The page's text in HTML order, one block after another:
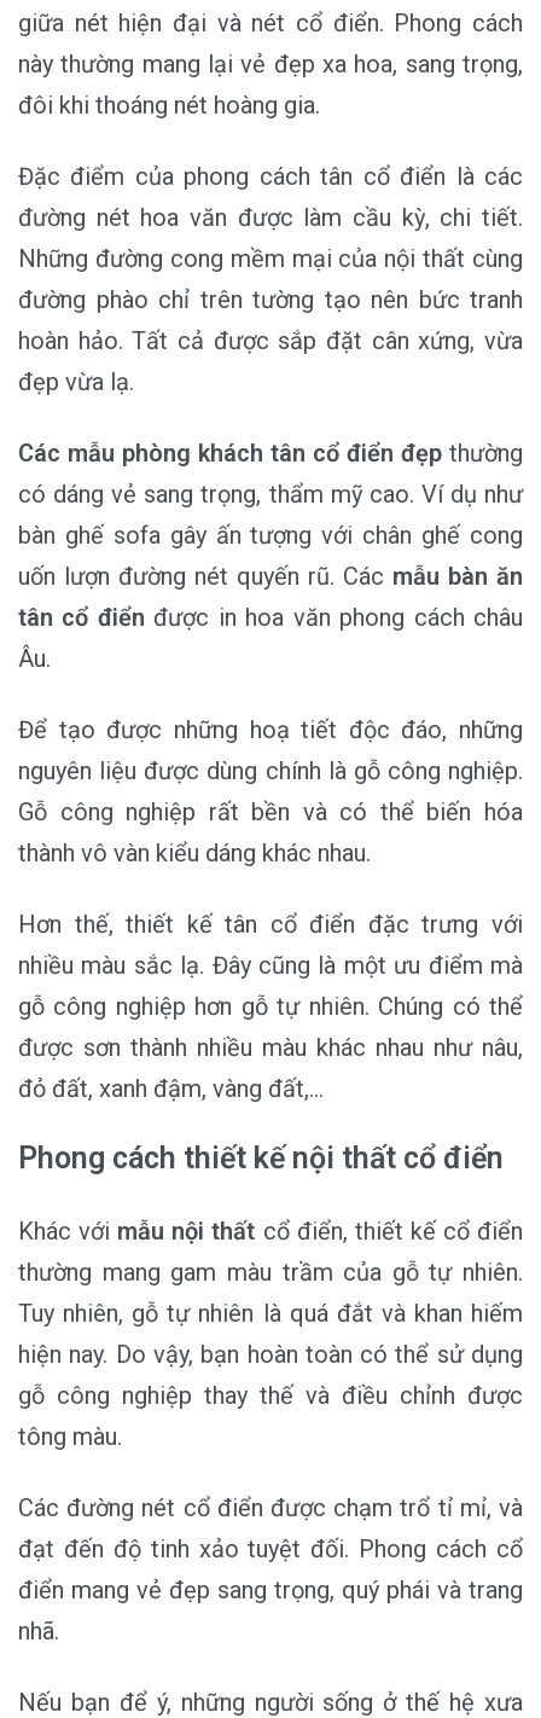
giữa nét hiện đại và nét cổ điển. Phong cách
này thường mang lại vẻ đẹp xa hoa, sang trọng,
đôi khi thoáng nét hoàng gia.
Đặc điểm của phong cách tân cổ điển là các
đường nét hoa văn được làm cầu kỳ, chi tiết.
Những đường cong mềm mại của nội thất cùng
đường phào chỉ trên tường tạo nên bức tranh
hoàn hảo. Tất cả được sắp đặt cân xứng, vừa
đẹp vừa lạ.
Các mẫu phòng khách tân cổ điển đẹp thường
có dáng vẻ sang trọng, thẩm mỹ cao. Ví dụ như
bàn ghế sofa gây ấn tượng với chân ghế cong
uốn lượn đường nét quyến rũ. Các mẫu bàn ăn
tân cổ điển được in hoa văn phong cách châu
Âu.
Để tạo được những hoạ tiết độc đáo, những
nguyên liệu được dùng chính là gỗ công nghiệp.
Gỗ công nghiệp rất bền và có thể biến hóa
thành vô vàn kiểu dáng khác nhau.
Hơn thế, thiết kế tân cổ điển đặc trưng với
nhiều màu sắc lạ. Đây cũng là một ưu điểm mà
gỗ công nghiệp hơn gỗ tự nhiên. Chúng có thể
được sơn thành nhiều màu khác nhau như nâu,
đỏ đất, xanh đậm, vàng đất,…
Phong cách thiết kế nội thất cổ điển
Khác với mẫu nội thất cổ điển, thiết kế cổ điển
thường mang gam màu trầm của gỗ tự nhiên.
Tuy nhiên, gỗ tự nhiên là quá đắt và khan hiếm
hiện nay. Do vậy, bạn hoàn toàn có thể sử dụng
gỗ công nghiệp thay thế và điều chỉnh được
tông màu.
Các đường nét cổ điển được chạm trổ tỉ mỉ, và
đạt đến độ tinh xảo tuyệt đối. Phong cách cổ
điển mang vẻ đẹp sang trọng, quý phái và trang
nhã.
Nếu bạn để ý, những người sống ở thế hệ xưa